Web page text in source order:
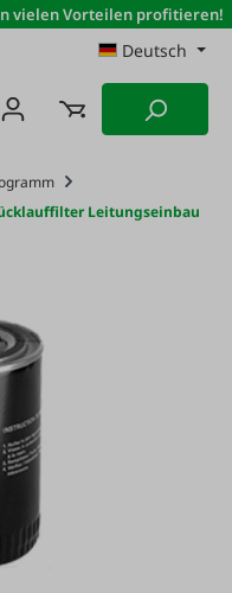
vielen Vorteilen profitieren!
Deutsch
Leitungseinbau